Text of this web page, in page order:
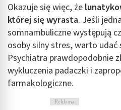
Okazuje się więc, że
której się wyrasta. Jeśli
somnambuliczne występują
osoby silny stres, warto udać
Psychiatra prawdopodobnie
wykluczenia padaczki i
farmakologiczne.
Reklama